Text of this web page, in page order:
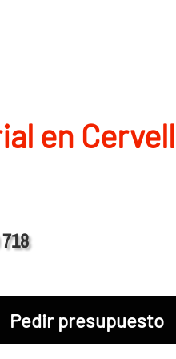
en
Pedir presupuesto